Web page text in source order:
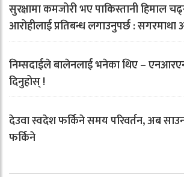
सुरक्षामा कमजोरी भए पाकिस्तानी हिमाल
आरोहीलाई प्रतिबन्ध लगाउनुपर्छ : सगरमाथा
निम्सदाईले बालेनलाई भनेका थिए –
दिनुहोस् !
देउवा स्वदेश फर्किने समय परिवर्तन, अब
फर्किने